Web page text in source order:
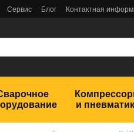
Сервис Блог Контактная
и